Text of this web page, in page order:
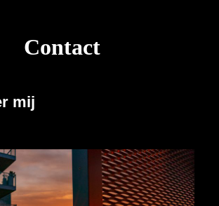
West
Contact
mij